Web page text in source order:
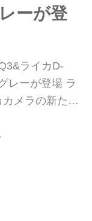
ーが登
ライカD-
レーが登場 ラ
メラの新たな
た。